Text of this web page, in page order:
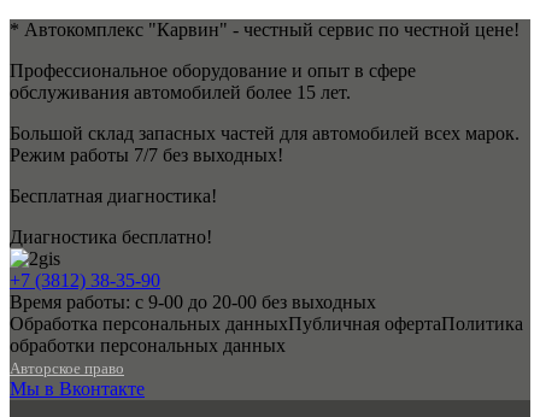
* Автокомплекс "Карвин" - честный сервис по честной цене!
Профессиональное оборудование и опыт в сфере
обслуживания автомобилей более 15 лет.
Большой склад запасных частей для автомобилей всех марок.
Режим работы 7/7 без выходных!
Бесплатная диагностика!
Диагностика бесплатно!
+7 (3812) 38-35-90
Время работы: с 9-00 до 20-00 без выходных
Обработка персональных данныхПубличная офертаПолитика
обработки персональных данных
Авторское право
Мы в Вконтакте